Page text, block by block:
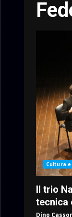
Cultura
Il trio
tecnica
Dino